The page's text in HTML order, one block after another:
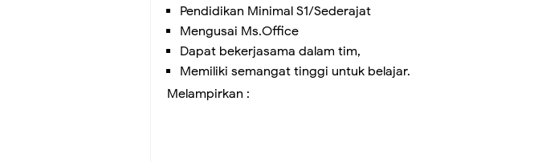
Pendidikan Minimal S1/Sederajat
Mengusai Ms.Office
Dapat bekerjasama dalam tim,
Memiliki semangat tinggi untuk belajar.
Melampirkan :